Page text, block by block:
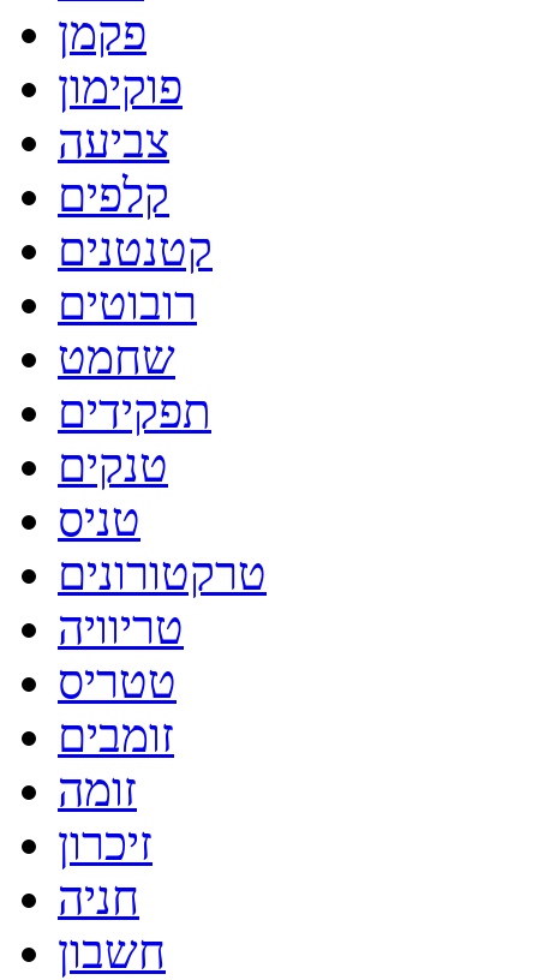
פקמן
פוקימון
צביעה
קלפים
קטנטנים
רובוטים
שחמט
תפקידים
טנקים
טניס
טרקטורונים
טריוויה
טטריס
זומבים
זומה
זיכרון
חניה
חשבון